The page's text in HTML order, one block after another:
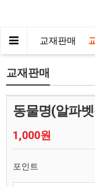
교재판매
교재판매
동물명(알파
1,000원
포인트